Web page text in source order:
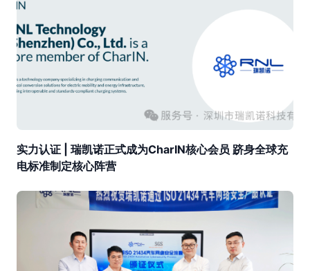
实力认证 | 瑞凯诺正式成为CharIN核心会员 跻身全球充
电标准制定核心阵营